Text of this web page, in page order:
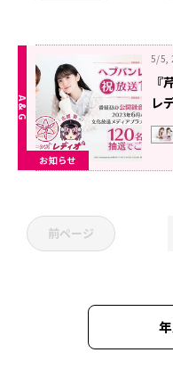
お知らせ
5/5,
レ
組
の
前ページ